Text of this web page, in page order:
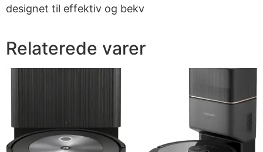
designet til effektiv og bekv
Relaterede varer